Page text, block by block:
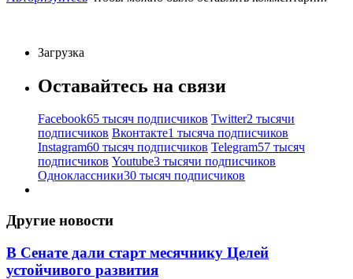
Загрузка
Оставайтесь на связи
Facebook65 тысяч подписчиков Twitter2 тысячи
подписчиков Вконтакте1 тысяча подписчиков
Instagram60 тысяч подписчиков Telegram57 тысяч
подписчиков Youtube3 тысячи подписчиков
Одноклассники30 тысяч подписчиков
Другие новости
В Сенате дали старт месячнику Целей
устойчивого развития